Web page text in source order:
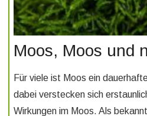
Moos, Moos und
Für viele ist Moos ein
dabei verstecken sich
Wirkungen im Moos. Als